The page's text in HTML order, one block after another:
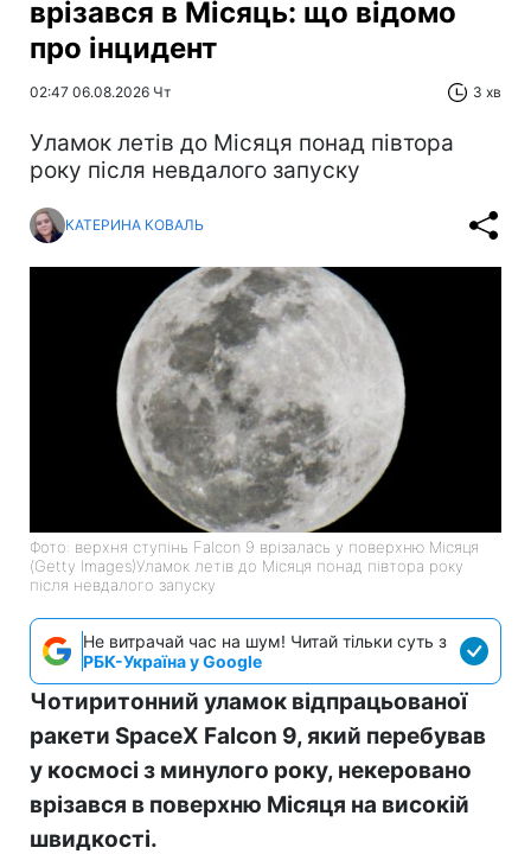
врізався в Місяць: що відомо
про інцидент
02:47 06.08.2026 Чт 3 хв
Уламок летів до Місяця понад півтора
року після невдалого запуску
КАТЕРИНА КОВАЛЬ
Фото: верхня ступінь Falcon 9 врізалась у поверхню Місяця
(Getty Images)Уламок летів до Місяця понад півтора року
після невдалого запуску
Не витрачай час на шум! Читай тільки суть з
РБК-Україна у Google
Чотиритонний уламок відпрацьованої
ракети SpaceX Falcon 9, який перебував
у космосі з минулого року, некеровано
врізався в поверхню Місяця на високій
швидкості.